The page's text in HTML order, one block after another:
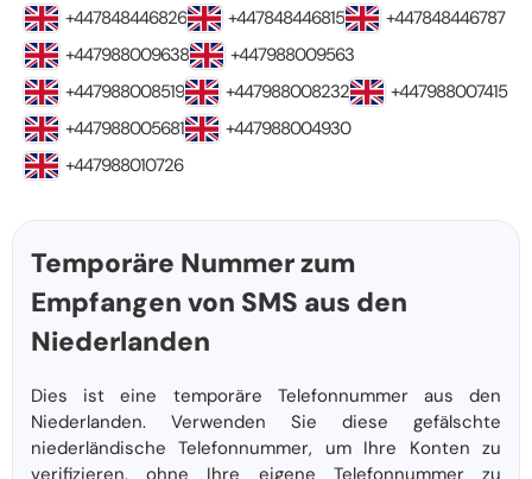
+447848446826
+447848446815
+447848446787
+447988009638
+447988009563
+447988008519
+447988008232
+447988007415
+447988005681
+447988004930
+447988010726
Temporäre Nummer zum
Empfangen von SMS aus den
Niederlanden
Dies ist eine temporäre Telefonnummer aus den
Niederlanden. Verwenden Sie diese gefälschte
niederländische Telefonnummer, um Ihre Konten zu